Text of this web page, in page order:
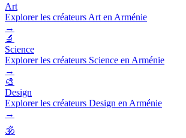
Art
Explorer les créateurs Art en Arménie
→
🔬
Science
Explorer les créateurs Science en Arménie
→
🎨
Design
Explorer les créateurs Design en Arménie
→
🕉️